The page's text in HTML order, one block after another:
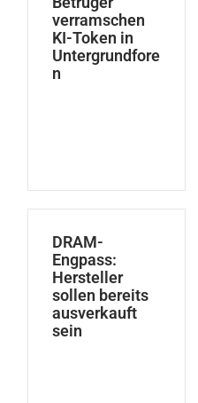
verramschen
KI-Token in
Untergrundfore
n
DRAM-
Engpass:
Hersteller
sollen bereits
ausverkauft
sein